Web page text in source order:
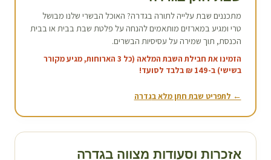
מתכננים שבת עלייה לתורה בגדרה? האוכל הבשרי שלנו מבושל
טרי ומגיע במארזים מותאמים להנחה על פלטת שבת בבית או בבית
הכנסת, תוך שמירה על עסיסיות הבשרים.
הזמינו את חבילת השבת המלאה (כל 3 הארוחות, מגיע מקורר
בשישי) ב-149 ₪ בלבד לסועד!
← לתפריט שבת חתן מלא בגדרה
אזכרות וסעודות מצווה בגדרה